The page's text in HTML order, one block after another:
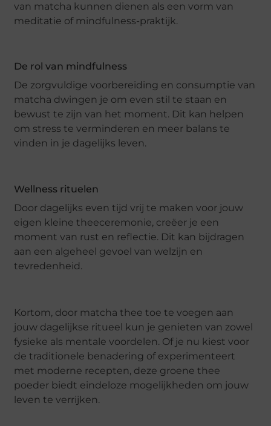
van matcha kunnen dienen als een vorm van
meditatie of mindfulness-praktijk.
De rol van mindfulness
De zorgvuldige voorbereiding en consumptie van
matcha dwingen je om even stil te staan en
bewust te zijn van het moment. Dit kan helpen
om stress te verminderen en meer balans te
vinden in je dagelijks leven.
Wellness rituelen
Door dagelijks even tijd vrij te maken voor jouw
eigen kleine theeceremonie, creëer je een
moment van rust en reflectie. Dit kan bijdragen
aan een algeheel gevoel van welzijn en
tevredenheid.
Kortom, door matcha thee toe te voegen aan
jouw dagelijkse ritueel kun je genieten van zowel
fysieke als mentale voordelen. Of je nu kiest voor
de traditionele benadering of experimenteert
met moderne recepten, deze groene thee
poeder biedt eindeloze mogelijkheden om jouw
leven te verrijken.